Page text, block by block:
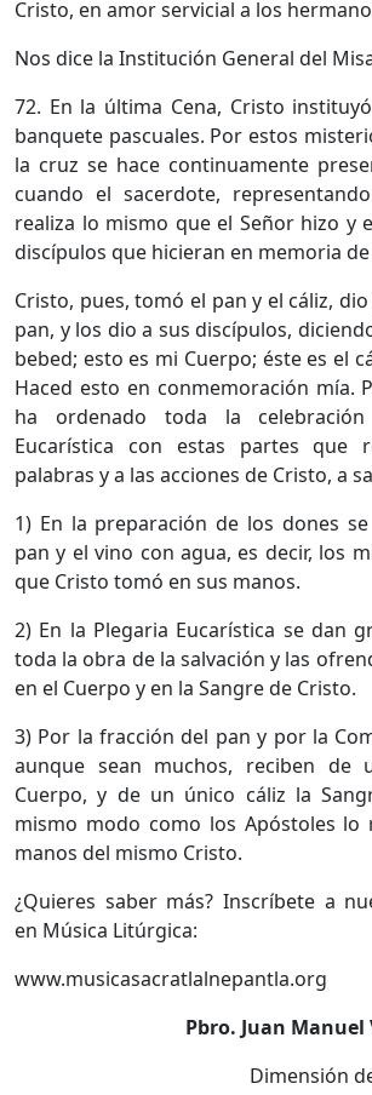
Cristo, en amor servicial a los
Nos dice la Institución General del
72. En la última Cena, Cristo
banquete pascuales. Por estos
la cruz se hace continuamente
cuando el sacerdote,
realiza lo mismo que el Señor hizo y
discípulos que hicieran en memoria de
Cristo, pues, tomó el pan y el cáliz,
pan, y los dio a sus discípulos,
bebed; esto es mi Cuerpo; éste es el
Haced esto en conmemoración mía.
ha ordenado toda la
Eucarística con estas partes que
palabras y a las acciones de Cristo, a
1) En la preparación de los dones
pan y el vino con agua, es decir, los
que Cristo tomó en sus manos.
2) En la Plegaria Eucarística se dan
toda la obra de la salvación y las
en el Cuerpo y en la Sangre de Cristo.
3) Por la fracción del pan y por la
aunque sean muchos, reciben de
Cuerpo, y de un único cáliz la
mismo modo como los Apóstoles lo
manos del mismo Cristo.
¿Quieres saber más? Inscríbete a
en Música Litúrgica:
www.musicasacratlalnepantla.org
Pbro. Juan Manuel
Dimensión